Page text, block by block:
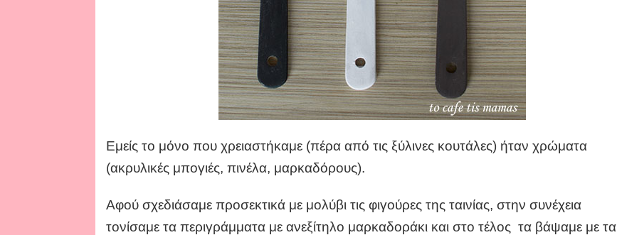
Εμείς το μόνο που χρειαστήκαμε (πέρα από τις ξύλινες κουτάλες) ήταν χρώματα
(ακρυλικές μπογιές, πινέλα, μαρκαδόρους).
Αφού σχεδιάσαμε προσεκτικά με μολύβι τις φιγούρες της ταινίας, στην συνέχεια
τονίσαμε τα περιγράμματα με ανεξίτηλο μαρκαδοράκι και στο τέλος τα βάψαμε με τα